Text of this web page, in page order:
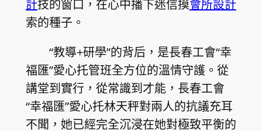
計技的窗口，在心中播下迷信摸會所設計
索的種子。
“教導+研學”的背后，是長春工會“幸
福匯”愛心托管班全方位的溫情守護。從
講堂到實行，從常識到才能，長春工會
“幸福匯”愛心托林天秤對兩人的抗議充耳
不聞，她已經完全沉浸在她對極致平衡的